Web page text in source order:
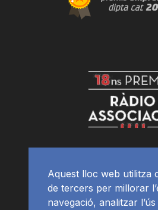
Aquest lloc web utilitza
de tercers per millorar
navegació, analitzar